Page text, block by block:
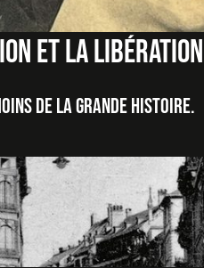
ET LA LIBÉRATION
de la grande Histoire.